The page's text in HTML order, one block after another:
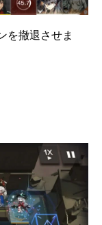
を撤退させま